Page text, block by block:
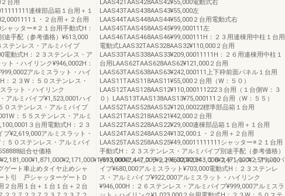
台用
連棟部品箱１台用＋１
１・２台用＋２台用
ャッター※２１台用手動式H：
途手配（参考価格）¥613,000
ステンレス・アルミパイプ
電動式H：２３ステンレス・ア
ト・ハイリンク¥946,0002H：
アルミスラット・ハイ
：２３W：５０ステンレス・
ラット・ハイリンク
アルミパイプ¥1,523,0001ハイ
０ステンレス・アルミパイプ
：５５ステンレス・アルミ
３台用電動式H：２３
¥2,619,000アルミスラット・
５０ステンレス・アルミパイ
組合せ価格
ゲート車止めタイヤ止めシャ
ト引 戸シャッターゲートＤ
２台用１台＋１台１台＋２台
LAAS42TAAS428AAS42¥55,000電動式右
LAAS43TAAS438AAS43¥55,000左
LAAS44TAAS448AAS44¥55,000２台用電動式右
LAAS45TAAS458AAS45¥99,000111左
LAAS46TAAS468AAS46¥99,000111H：２３用連棟用中柱１台用
電動式LAAS32TAAS328AAS32¥110,000２台用
LAAS33TAAS338AAS33¥209,00011111H：２６用連棟用中柱１
台用LAAS62TAAS628AAS62¥121,000２台用
LAAS63TAAS638AAS63¥242,000111上下枠前面パネル１台用
LAAS11TAAS118AAS11¥55,000２台用（W：５０）
LAAS12TAAS128AAS12¥110,000111222３台用（１台側W：３
０）LAAS13TAAS138AAS13¥75,000111２台用（W：５５）
LAAS52TAAS528AAS52¥120,00022標準部品箱１台用
LAAS21TAAS218AAS21¥42,000２台用
LAAS22TAAS228AAS22¥29,000連棟部品箱１台用＋１台用
LAAS24TAAS248AAS24¥132,000１・２台用＋２台用
LAAS25TAAS258AAS25¥49,00011111111シャッター※２１台用
手動式H：２３ステンレス・アルミパイプ別途手配（参考価格）
¥613,000アルミスラット¥632,000H：２６ステンレス・アルミパ
イプ¥680,000アルミスラット¥703,000電動式H：２３ステンレ
ス・アルミパイプ¥922,000アルミスラット・ハイリンク
¥946,000H：２６ステンレス・アルミパイプ¥999,000アルミスラ